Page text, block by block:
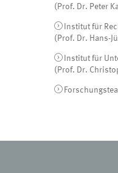
(Prof. Dr. Peter
Institut für
(Prof. Dr. Hans-
Institut für
(Prof. Dr.